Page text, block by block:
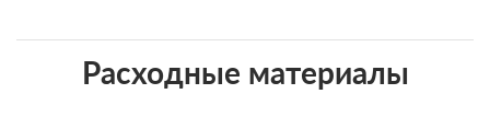
Расходные материалы